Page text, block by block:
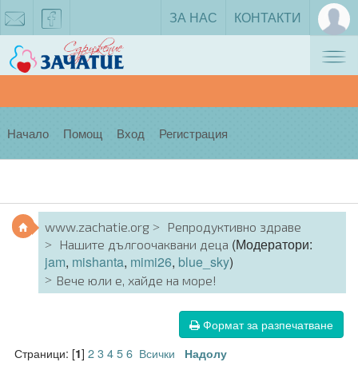
facebook
ЗА НАС КОНТАКТИ
Начало Помощ Вход Регистрация
www.zachatie.org
Репродуктивно здраве
Нашите дългоочаквани деца (Модератори:
jam, mishanta, mimi26, blue_sky)
Вече юли е, хайде на море!
Формат за разпечатване
Страници: [1] 23456 Всички Надолу